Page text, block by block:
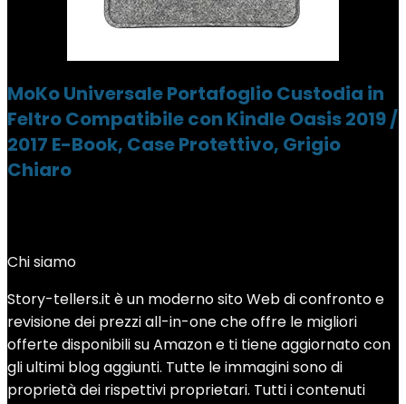
MoKo Universale Portafoglio Custodia in
Feltro Compatibile con Kindle Oasis 2019 /
2017 E-Book, Case Protettivo, Grigio
Chiaro
Chi siamo
Story-tellers.it è un moderno sito Web di confronto e
revisione dei prezzi all-in-one che offre le migliori
offerte disponibili su Amazon e ti tiene aggiornato con
gli ultimi blog aggiunti. Tutte le immagini sono di
proprietà dei rispettivi proprietari. Tutti i contenuti